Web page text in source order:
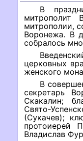
В
митрополит
митрополии,
Воронежа. В
собралось
церковных
женского
В
секретарь
Скакалин;
Свято-
(Сукачев);
протоиерей
Владислав